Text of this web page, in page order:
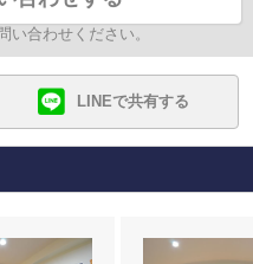
い合わせください。
LINEで共有する